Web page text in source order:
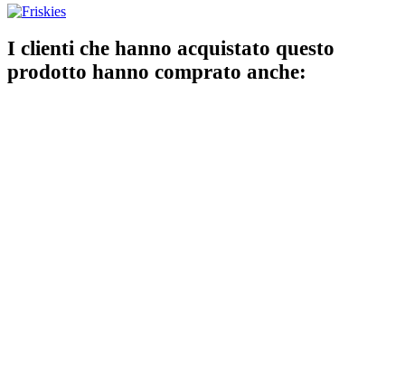
I clienti che hanno acquistato questo
prodotto hanno comprato anche: